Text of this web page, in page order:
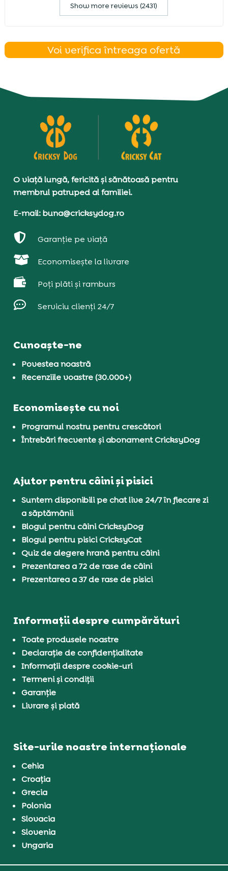
Show more reviews (2431)
Voi verifica întreaga ofertă
O viață lungă, fericită și sănătoasă pentru
membrul patruped al familiei.
E-mail: buna@cricksydog.ro
 Garanție pe viață
 Economisește la livrare
 Poți plăti și ramburs
 Serviciu clienți 24/7
Cunoaște-ne
Povestea noastră
Recenziile voastre (30.000+)
Economisește cu noi
Programul nostru pentru crescători
Întrebări frecvente și abonament CricksyDog
Ajutor pentru câini și pisici
Suntem disponibili pe chat live 24/7 în fiecare zi
a săptămânii
Blogul pentru câini CricksyDog
Blogul pentru pisici CricksyCat
Quiz de alegere hrană pentru câini
Prezentarea a 72 de rase de câini
Prezentarea a 37 de rase de pisici
Informații despre cumpărături
Toate produsele noastre
Declarație de confidențialitate
Informații despre cookie-uri
Termeni și condiții
Garanție
Livrare și plată
Site-urile noastre internaționale
Cehia
Croația
Grecia
Polonia
Slovacia
Slovenia
Ungaria